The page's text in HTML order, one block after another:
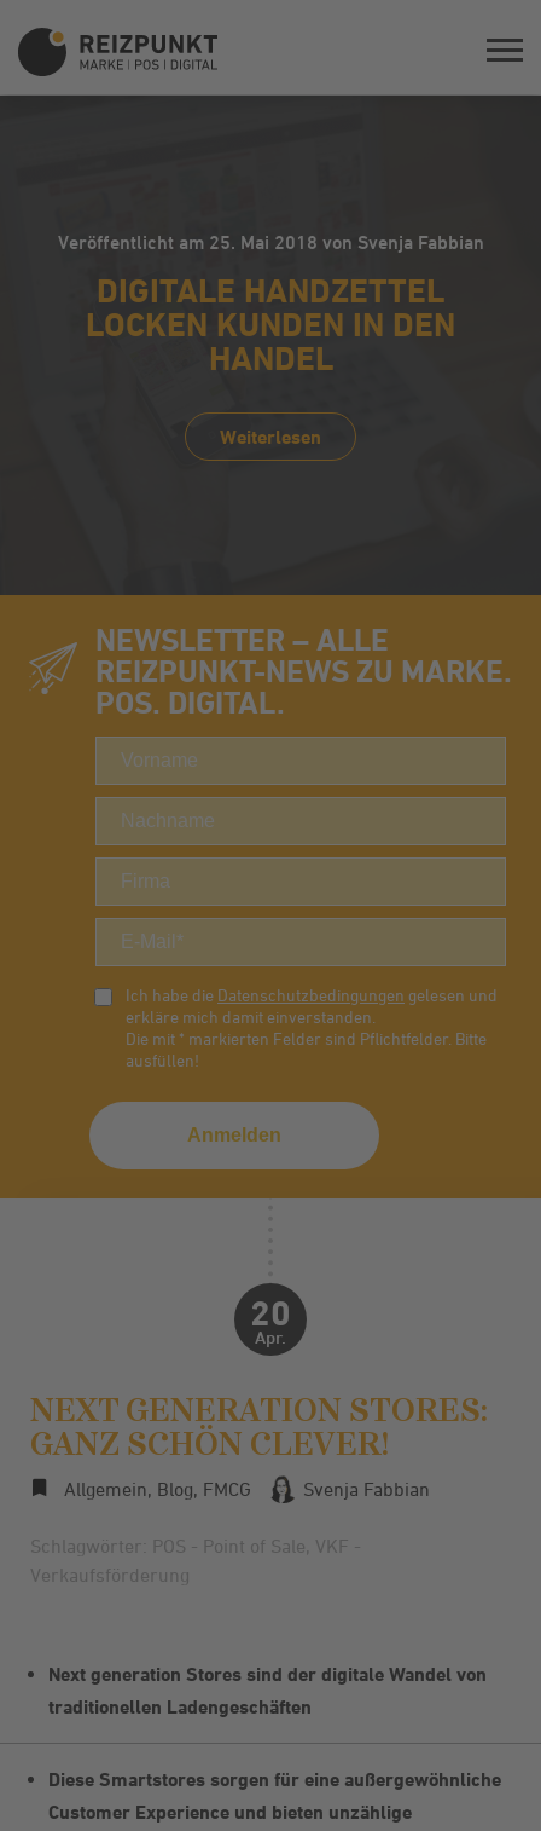
Veröffentlicht am 25. Mai 2018 von Svenja Fabbian
DIGITALE HANDZETTEL
LOCKEN KUNDEN IN DEN
HANDEL
Weiterlesen
NEWSLETTER – ALLE
REIZPUNKT-NEWS ZU MARKE.
POS. DIGITAL.
Ich habe die Datenschutzbedingungen gelesen und
erkläre mich damit einverstanden.
Die mit * markierten Felder sind Pflichtfelder. Bitte
ausfüllen!
20
Apr.
NEXT GENERATION STORES:
GANZ SCHÖN CLEVER!
Allgemein, Blog, FMCG Svenja Fabbian
Schlagwörter: POS - Point of Sale VKF -
Verkaufsförderung
Next generation Stores sind der digitale Wandel von
traditionellen Ladengeschäften
Diese Smartstores sorgen für eine außergewöhnliche
Customer Experience und bieten unzählige